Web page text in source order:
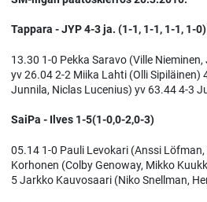
Tappara - JYP 4-3 ja. (1-1, 1-1, 1-1, 1-0)
13.30 1-0 Pekka Saravo (Ville
yv 26.04 2-2 Miika Lahti (Olli
Junnila, Niclas Lucenius) yv 63.44 4-3
SaiPa - Ilves 1-5(1-0,0-2,0-3)
05.14 1-0 Pauli Levokari (Anssi
Korhonen (Colby Genoway, Mikko
5 Jarkko Kauvosaari (Niko Snellman,